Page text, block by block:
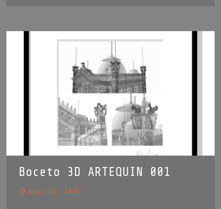
Boceto 3D ARTEQUIN 001
mayo 12, 2026